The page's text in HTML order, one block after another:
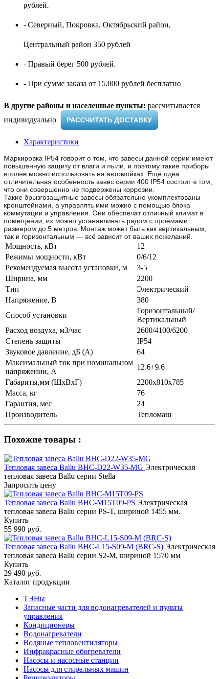
рублей.
- Северный, Покровка, Октябрьский район,
Центральный район 350 рублей
- Правый берег 500 рублей.
- При сумме заказа от 15.000 рублей бесплатно
В другие районы и населенные пункты: рассчитывается
индивидуально ​
РАССЧИТАТЬ ДОСТАВКУ
Характеристики
Маркировка IP54 говорит о том, что завесы данной серии имеют
повышенную защиту от влаги и пыли, и поэтому такие приборы
вполне можно использовать на автомойках. Ещё одна
отличительная особенность завес серии 400 IP54 состоит в том,
что они совершенно не подвержены коррозии.
Такие брызгозащитные завесы обязательно укомплектованы
кронштейнами, а управлять ими можно с помощью блока
коммутации и управления. Они обеспечат отличный климат в
помещении, их можно устанавливать рядом с проёмами
размером до 5 метров. Монтаж может быть как вертикальным,
так и горизонтальным — всё зависит от ваших пожеланий.
Мощность, кВт
12
Режимы мощности, кВт
0/6/12
Рекомендуемая высота установки, м
3-5
Ширина, мм
2200
Тип
Электрический
Напряжение, В
380
Способ установки
Горизонтальный/
Вертикальный
Расход воздуха, м3/час
2600/4100/6200
Степень защиты
IP54
Звуковое давление, дБ (A)
64
Максимальный ток при номинальном
напряжении, А
12.6+9.6
Габариты,мм (ШхВхГ)
2200х810х785
Масса, кг
76
Гарантия, мес
24
Производитель
Тепломаш
Похожие товары :
Тепловая завеса Ballu BHC-D22-W35-MG Электрическая
тепловая завеса Ballu серии Stella
Запросить цену
Тепловая завеса Ballu BHC-M15T09-PS Электрическая
тепловая завеса Ballu серии PS-T, шириной 1455 мм.
Купить
55 990 руб.
Тепловая завеса Ballu BHC-L15-S09-М (BRC-S) Электрическая
тепловая завеса Ballu серии S2-М, шириной 1570 мм
Купить
29 490 руб.
Каталог продукции
ТЭНы
Запасные части для водонагревателей и пульты
управления
Кондиционеры
Водонагреватели
Водяные тепловентиляторы
Инфракрасные обогреватели
Насосы и насосные станции
Насосы для стиральных машин